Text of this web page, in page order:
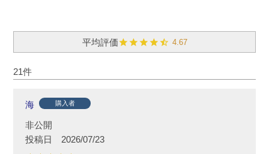
4.67
21
海 購入者
非公開
投稿日
2026/07/23